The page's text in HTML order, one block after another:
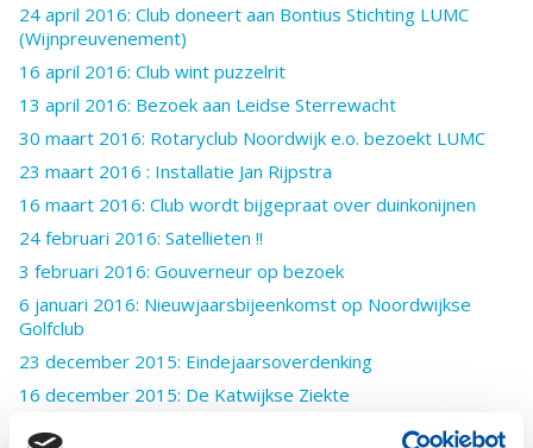
24 april 2016: Club doneert aan Bontius Stichting LUMC
(Wijnpreuvenement)
16 april 2016: Club wint puzzelrit
13 april 2016: Bezoek aan Leidse Sterrewacht
30 maart 2016: Rotaryclub Noordwijk e.o. bezoekt LUMC
23 maart 2016 : Installatie Jan Rijpstra
16 maart 2016: Club wordt bijgepraat over duinkonijnen
24 februari 2016: Satellieten !!
3 februari 2016: Gouverneur op bezoek
6 januari 2016: Nieuwjaarsbijeenkomst op Noordwijkse
Golfclub
23 december 2015: Eindejaarsoverdenking
16 december 2015: De Katwijkse Ziekte
2 december 2015: Het Heerlijk Avondje